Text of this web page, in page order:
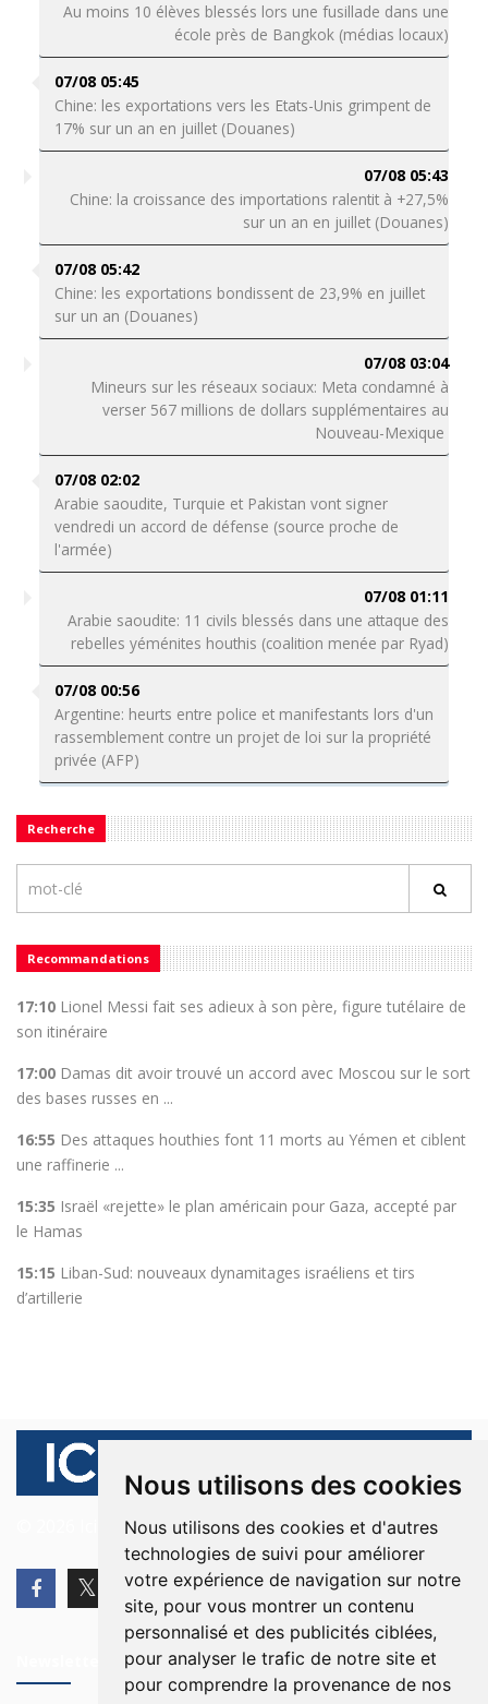
Nous utilisons des cookies
Nous utilisons des cookies et d'autres
technologies de suivi pour améliorer
votre expérience de navigation sur notre
site, pour vous montrer un contenu
personnalisé et des publicités ciblées,
pour analyser le trafic de notre site et
pour comprendre la provenance de nos
Au moins 10 élèves blessés lors une fusillade dans une
école près de Bangkok (médias locaux)
07/08 05:45
Chine: les exportations vers les Etats-Unis grimpent de
17% sur un an en juillet (Douanes)
07/08 05:43
Chine: la croissance des importations ralentit à +27,5%
sur un an en juillet (Douanes)
07/08 05:42
Chine: les exportations bondissent de 23,9% en juillet
sur un an (Douanes)
07/08 03:04
Mineurs sur les réseaux sociaux: Meta condamné à
verser 567 millions de dollars supplémentaires au
Nouveau-Mexique
07/08 02:02
Arabie saoudite, Turquie et Pakistan vont signer
vendredi un accord de défense (source proche de
l'armée)
07/08 01:11
Arabie saoudite: 11 civils blessés dans une attaque des
rebelles yéménites houthis (coalition menée par Ryad)
07/08 00:56
Argentine: heurts entre police et manifestants lors d'un
rassemblement contre un projet de loi sur la propriété
privée (AFP)
Recherche
Recommandations
17:10 Lionel Messi fait ses adieux à son père, figure tutélaire de
son itinéraire
17:00 Damas dit avoir trouvé un accord avec Moscou sur le sort
des bases russes en ...
16:55 Des attaques houthies font 11 morts au Yémen et ciblent
une raffinerie ...
15:35 Israël «rejette» le plan américain pour Gaza, accepté par
le Hamas
15:15 Liban-Sud: nouveaux dynamitages israéliens et tirs
d’artillerie
© 2026 Ici Beyrouth. Tous les droits sont réservés.